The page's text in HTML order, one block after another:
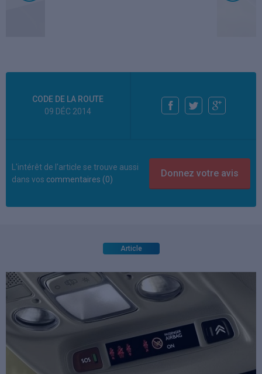
CODE DE LA ROUTE
09 DÉC 2014
L'intérêt de l'article se trouve aussi
dans vos commentaires (0)
Article